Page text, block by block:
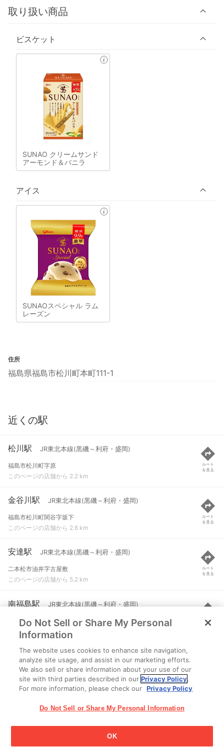
取り扱い商品
ビスケット
SUNAO クリームサンド
アーモンド＆バニラ
アイス
SUNAOスペシャル ラム
レーズン
住所
福島県福島市松川町本町111-1
近くの駅
松川駅 JR東北本線(黒磯～利府・盛岡)
福島市松川町字原
このページの店舗から 2.2 km
ルート
を見る
金谷川駅 JR東北本線(黒磯～利府・盛岡)
福島市松川町関谷字坂下
このページの店舗から 2.6 km
ルート
を見る
安達駅 JR東北本線(黒磯～利府・盛岡)
二本松市油井字古屋敷
このページの店舗から 5.2 km
ルート
を見る
南福島駅 JR東北本線(黒磯～利府・盛岡)
福島市永井川字壇ノ腰
このページの店舗から 7.3 km
ルート
を見る
二本松駅 JR東北本線(黒磯～利府・盛岡)
二本松市本町２丁目
このページの店舗から 7.9 km
江崎グリコ株式会社 Copyright © 2025 Ezaki Glico Co., Ltd.
Do Not Sell or Share My Personal
Information
The website uses cookies to enhance site navigation,
analyze site usage, and assist in our marketing efforts.
We also sell or share information about your use of our
site with third parties described in ourPrivacy Policy.
For more information, please check our Privacy Policy
Do Not Sell or Share My Personal Information
OK